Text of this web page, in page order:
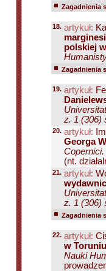
Zagadnienia
18. artykuł:
polskiej
Zagadnienia
19. artykuł:
z. 1 (306)
20. artykuł:
Georga
(nt.
21. artykuł:
z. 1 (306)
Zagadnienia
22. artykuł:
w
Nauki